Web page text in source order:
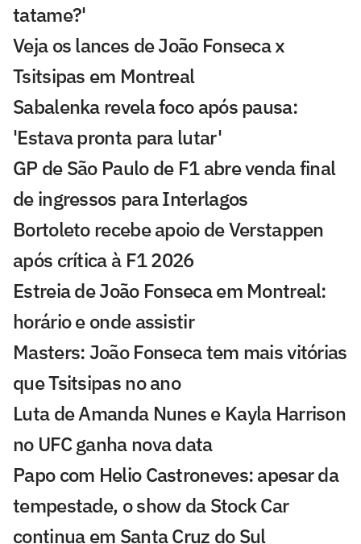
tatame?'
Veja os lances de João Fonseca x
Tsitsipas em Montreal
Sabalenka revela foco após pausa:
'Estava pronta para lutar'
GP de São Paulo de F1 abre venda final
de ingressos para Interlagos
Bortoleto recebe apoio de Verstappen
após crítica à F1 2026
Estreia de João Fonseca em Montreal:
horário e onde assistir
Masters: João Fonseca tem mais vitórias
que Tsitsipas no ano
Luta de Amanda Nunes e Kayla Harrison
no UFC ganha nova data
Papo com Helio Castroneves: apesar da
tempestade, o show da Stock Car
continua em Santa Cruz do Sul